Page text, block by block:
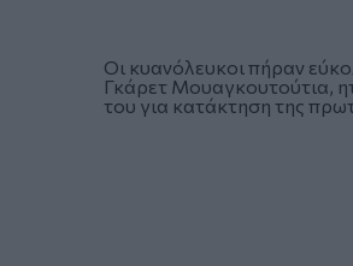
Οι κυανόλευκοι πήραν
Γκάρετ Μουαγκουτούτια,
του για κατάκτηση της